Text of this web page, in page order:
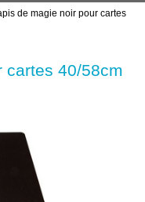
de magie noir pour cartes
cartes 40/58cm